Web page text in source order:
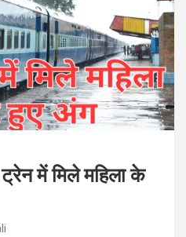
में मिले महिला के